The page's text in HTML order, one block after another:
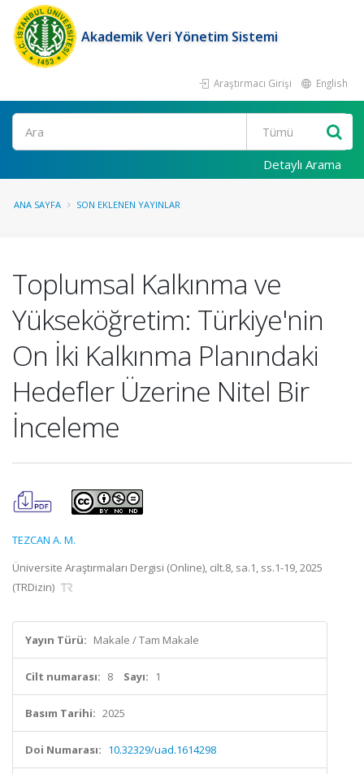
Akademik Veri Yönetim Sistemi
Araştırmacı Girişi English
Ara
Detaylı Arama
ANA SAYFA SON EKLENEN YAYINLAR
Toplumsal Kalkınma ve
Yükseköğretim: Türkiye'nin
On İki Kalkınma Planındaki
Hedefler Üzerine Nitel Bir
İnceleme
TEZCAN A. M.
Üniversite Araştırmaları Dergisi (Online), cilt.8, sa.1, ss.1-19, 2025
(TRDizin)
Yayın Türü: Makale / Tam Makale
Cilt numarası: 8 Sayı: 1
Basım Tarihi: 2025
Doi Numarası: 10.32329/uad.1614298